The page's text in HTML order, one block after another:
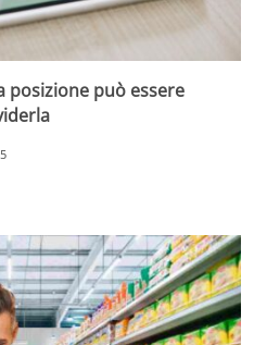
posizione può essere